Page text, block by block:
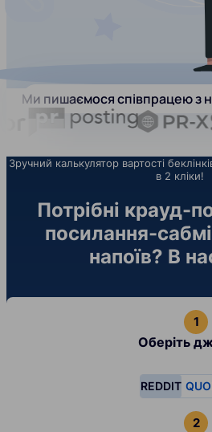
Ми пишаємося співпрацею з
Зручний калькулятор вартості
в 2 кліки!
Потрібні крауд-
посилання-
напоїв? В
Оберіть
REDDIT